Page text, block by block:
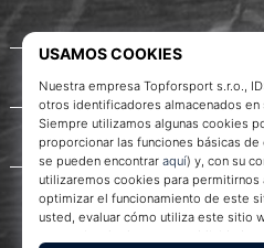
Acerca de nosotros
Servicio al cliente